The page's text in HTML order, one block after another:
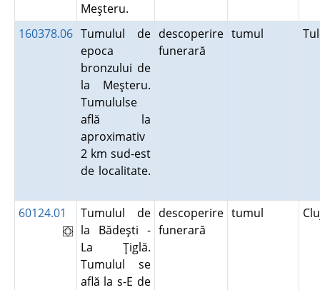
Meşteru.
160378.06 Tumulul de
epoca
bronzului de
la Meşteru.
Tumululse
află la
aproximativ
2 km sud-est
de localitate.
descoperire
funerară
tumul
60124.01
Tumulul de
la Bădeşti -
La Ţiglă.
Tumulul se
află la s-E de
descoperire
funerară
tumul